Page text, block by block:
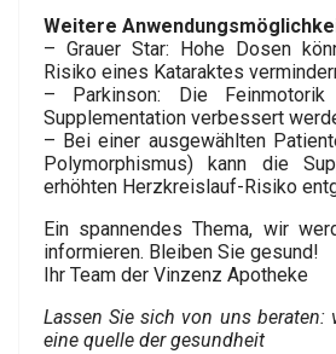
Weitere
– Grauer Star: Hohe Dosen
Risiko eines Kataraktes
– Parkinson: Die
Supplementation verbessert
– Bei einer ausgewählten
Polymorphismus) kann die
erhöhten Herzkreislauf-Risiko
Ein spannendes Thema, wir
informieren. Bleiben Sie gesund!
Ihr Team der Vinzenz Apotheke
Lassen Sie sich von uns beraten:
eine quelle der gesundheit